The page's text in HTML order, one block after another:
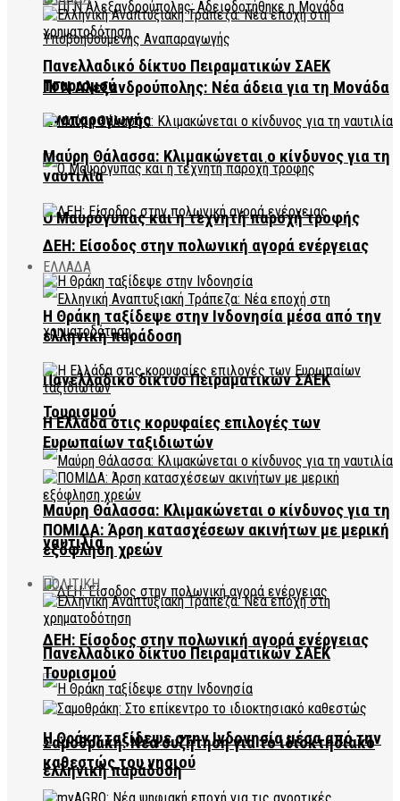
ΠΓΝ Αλεξανδρούπολης: Νέα άδεια για τη Μονάδα
Αναπαραγωγής
Ο Μαυρόγυπας και η τεχνητή παροχή τροφής
ΕΛΛΑΔΑ
Πανελλαδικό δίκτυο Πειραματικών ΣΑΕΚ
Τουρισμού
Μαύρη Θάλασσα: Κλιμακώνεται ο κίνδυνος για τη
ναυτιλία
ΔΕΗ: Είσοδος στην πολωνική αγορά ενέργειας
Η Θράκη ταξίδεψε στην Ινδονησία μέσα από την
ελληνική παράδοση
Πανελλαδικό δίκτυο Πειραματικών ΣΑΕΚ
Τουρισμού
Μαύρη Θάλασσα: Κλιμακώνεται ο κίνδυνος για τη
ναυτιλία
ΔΕΗ: Είσοδος στην πολωνική αγορά ενέργειας
Η Θράκη ταξίδεψε στην Ινδονησία μέσα από την
ελληνική παράδοση
Η Ελλάδα στις κορυφαίες επιλογές των
Ευρωπαίων ταξιδιωτών
ΠΟΜΙΔΑ: Άρση κατασχέσεων ακινήτων με μερική
εξόφληση χρεών
ΠΟΛΙΤΙΚΗ
Πανελλαδικό δίκτυο Πειραματικών ΣΑΕΚ
Τουρισμού
Σαμοθράκη: Νέα συζήτηση για το ιδιοκτησιακό
καθεστώς του νησιού